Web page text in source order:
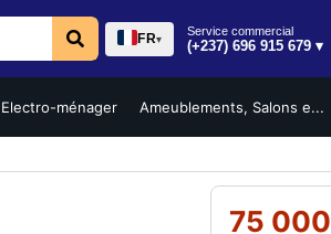
FR▾
Service commercial
(+237) 696 915 679 ▾
Electro-ménager Ameublements, Salons e...
75 000